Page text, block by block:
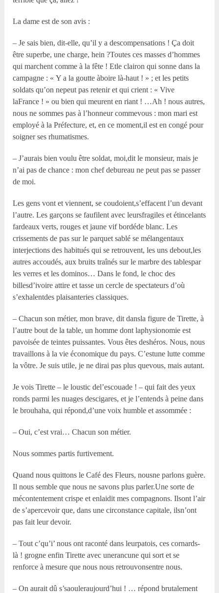
La dame est de son avis :
– Je sais bien, dit-elle, qu’il y a descompensations ! Ça doit
être superbe, une charge, hein ?Toutes ces masses d’hommes
qui marchent comme à la fête ! Etle clairon qui sonne dans la
campagne : « Y a la goutte àboire là-haut ! » ; et les petits
soldats qu’on nepeut pas retenir et qui crient : « Vive
laFrance ! » ou bien qui meurent en riant ! …Ah ! nous autres,
nous ne sommes pas à l’honneur commevous : mon mari est
employé à la Préfecture, et, en ce moment,il est en congé pour
soigner ses rhumatismes.
– J’aurais bien voulu être soldat, moi,dit le monsieur, mais je
n’ai pas de chance : mon chef debureau ne peut pas se passer
de moi.
Les gens vont et viennent, se coudoient,s’effacent l’un devant
l’autre. Les garçons se faufilent avec leursfragiles et étincelants
fardeaux verts, rouges et jaune vif bordéde blanc. Les
crissements de pas sur le parquet sablé se mélangentaux
interjections des habitués qui se retrouvent, les uns debout,les
autres accoudés, aux bruits traînés sur le marbre des tablespar
les verres et les dominos… Dans le fond, le choc des
billesd’ivoire attire et tasse un cercle de spectateurs d’où
s’exhalentdes plaisanteries classiques.
– Chacun son métier, mon brave, dit dansla figure de Tirette, à
l’autre bout de la table, un homme dont laphysionomie est
pavoisée de teintes puissantes. Vous êtes deshéros. Nous, nous
travaillons à la vie économique du pays. C’estune lutte comme
la vôtre. Je suis utile, je ne dirai pas plus quevous, mais autant.
Je vois Tirette – le loustic del’escouade ! – qui fait des yeux
ronds parmi les nuages descigares, et je l’entends à peine dans
le brouhaha, qui répond,d’une voix humble et assommée :
– Oui, c’est vrai… Chacun son métier.
Nous sommes partis furtivement.
Quand nous quittons le Café des Fleurs, nousne parlons guère.
Il nous semble que nous ne savons plus parler.Une sorte de
mécontentement crispe et enlaidit mes compagnons. Ilsont l’air
de s’apercevoir que, dans une circonstance capitale, ilsn’ont
pas fait leur devoir.
– Tout c’qu’i’ nous ont raconté dans leurpatois, ces cornards-
là ! grogne enfin Tirette avec unerancune qui sort et se
renforce à mesure que nous nous retrouvonsentre nous.
– On aurait dû s’saouleraujourd’hui ! … répond brutalement